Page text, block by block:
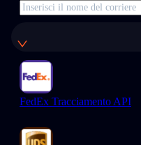
FedEx Tracciamento API